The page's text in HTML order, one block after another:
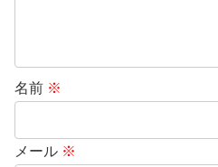
名前 ※
メール ※